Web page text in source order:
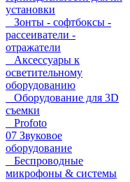
установки
Зонты - софтбоксы -
рассеиватели -
отражатели
Аксессуары к
осветительному
оборудованию
Оборудование для 3D
съемки
Profoto
07 Звуковое
оборудование
Беспроводные
микрофоны & системы